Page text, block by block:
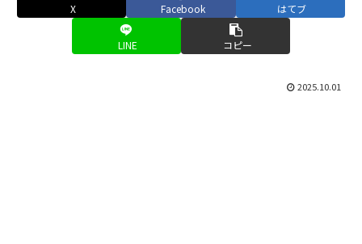
X Facebook はてブ
LINE コピー
2025.10.01